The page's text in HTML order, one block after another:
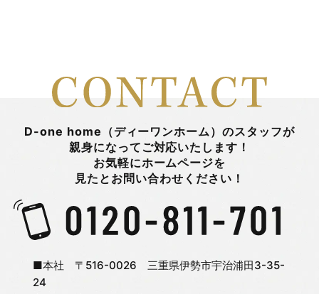
D-one home（ディーワンホーム）のスタッフが
親身になってご対応いたします！
お気軽にホームページを
見たとお問い合わせください！
■本社 〒516-0026 三重県伊勢市宇治浦田3-35-
24